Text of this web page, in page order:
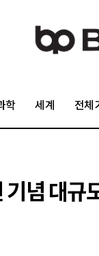
학 세계 전체
념 대규